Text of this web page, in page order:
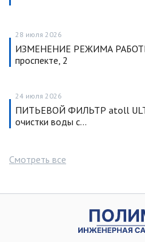
28 июля 2026
ИЗМЕНЕНИЕ РЕЖИМА
проспекте, 2
24 июля 2026
ПИТЬЕВОЙ ФИЛЬТР atoll
очистки воды с…
Смотреть все